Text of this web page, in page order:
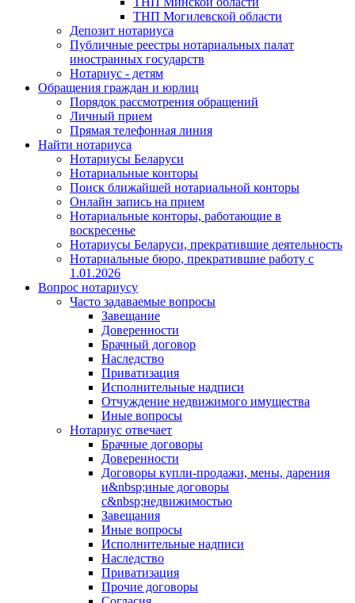
ТНП Могилевской области
Депозит нотариуса
Публичные реестры нотариальных палат
иностранных государств
Нотариус - детям
Обращения граждан и юрлиц
Порядок рассмотрения обращений
Личный прием
Прямая телефонная линия
Найти нотариуса
Нотариусы Беларуси
Нотариальные конторы
Поиск ближайшей нотариальной конторы
Онлайн запись на прием
Нотариальные конторы, работающие в
воскресенье
Нотариусы Беларуси, прекратившие деятельность
Нотариальные бюро, прекратившие работу с
1.01.2026
Вопрос нотариусу
Часто задаваемые вопросы
Завещание
Доверенности
Брачный договор
Наследство
Приватизация
Исполнительные надписи
Отчуждение недвижимого имущества
Иные вопросы
Нотариус отвечает
Брачные договоры
Доверенности
Договоры купли-продажи, мены, дарения
и&nbsp;иные договоры
с&nbsp;недвижимостью
Завещания
Иные вопросы
Исполнительные надписи
Наследство
Приватизация
Прочие договоры